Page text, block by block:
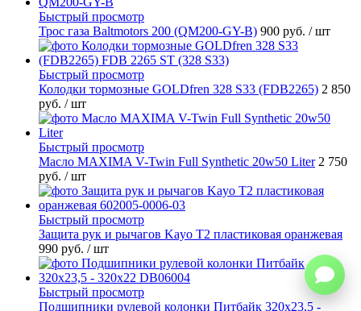
Быстрый просмотр
Трос газа Baltmotors 200 (QM200-GY-B) 900 руб. / шт
Быстрый просмотр
Колодки тормозные GOLDfren 328 S33 (FDB2265) 2 850
руб. / шт
Быстрый просмотр
Масло MAXIMA V-Twin Full Synthetic 20w50 Liter 2 750
руб. / шт
Быстрый просмотр
Защита рук и рычагов Kayo T2 пластиковая оранжевая
990 руб. / шт
Быстрый просмотр
Подшипники рулевой колонки Питбайк 320x23,5 -